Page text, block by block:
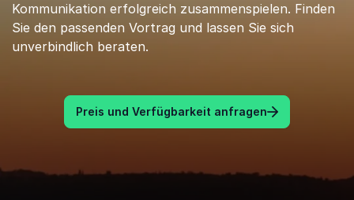
Kommunikation erfolgreich zusammenspielen. Finden
Sie den passenden Vortrag und lassen Sie sich
unverbindlich beraten.
Preis und Verfügbarkeit anfragen